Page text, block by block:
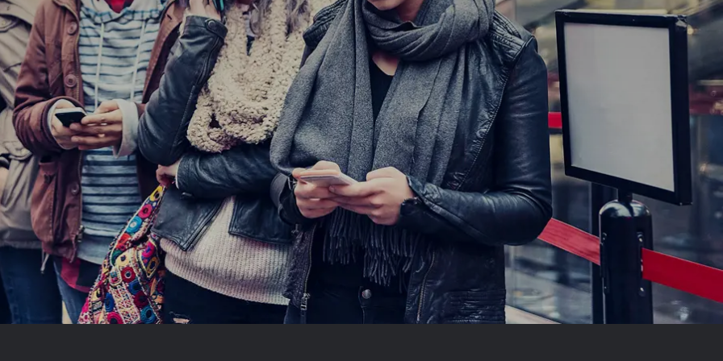
Reykjavik
Riga
Rom
San Francisco
Sarajevo
Washington
Wien
Zagreb
Tjekkiet
Tyskland
Ungarn
USA